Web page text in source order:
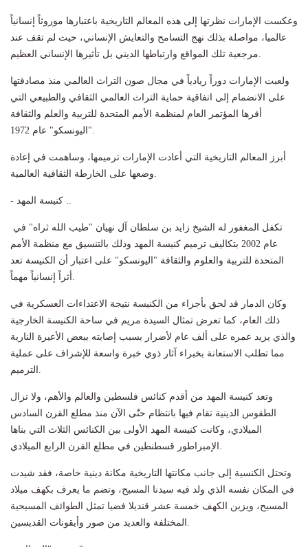
وعكست الإمارات نظرتها إلى هذه المعالم التاريخية باعتبارها موروثاً إنسانياً
عالميا، مواصلة بذلك نهج التسامح والتعايش الإنساني، حيث لم تقف عند
ولعبت الإمارات دوراً ريادياً في مجال صون التراث العالمي منذ مصادقتها
على الانضمام إلى اتفاقية حماية التراث العالمي الثقافي والطبيعي التي
أقرها المؤتمر العام لمنظمة الأمم المتحدة للتربية والعلم والثقافة
أبرز المعالم التاريخية التي أعادت الإمارات ترميمها، وساهمت في إعادة
عام 2002 بتكاليف ترميم كنيسة المهد وذلك بالتنسيق مع منظمة الأمم
المتحدة للتربية والعلوم والثقافة "اليونسكو" على اعتبار أن الكنيسة تعد
وكان الدمار قد لحق بأجزاء من الكنيسة نتيجة الاعتداءات العسكرية في
ذلك العام، كما تعرض تمثال السيدة مريم في ساحة الكنيسة الخارجية
والذي يزيد عمره على ألف عام لأضرار بسبب إصابته ببعض الأعيرة النارية
مما تطلب الاستعانة بخبراء آثار ذوي خبرة واسعة للإشراف على عملية
وتعد كنيسة المهد من أقدم كنائس فلسطين والعالم والأهم، ولا تزال
الطقوس الدينية تقام فيها بانتظام حتّى الآن منذ مطلع القرن السادس
الميلادي، وكانت كنيسة المهد الأولى بين الكنائس الثلاث التي بناها
وتحتل الكنسية إلى جانب مكانتها التاريخية مكانة دينية خاصة، فقد شيدت
في المكان نفسه الذي ولد فيه سيدنا المسيح، وتضم ما يعرف بكهف ميلاد
المسيح، ويزين الكهف خمسة عشر قنديلا فضيا تمثل الطوائف المسيحية